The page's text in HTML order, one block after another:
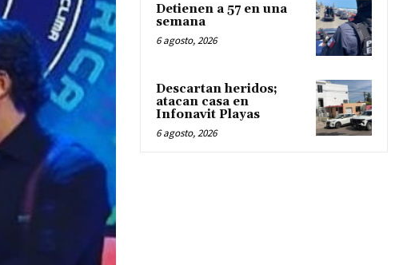
Detienen a 57 en una
semana
6 agosto, 2026
Descartan heridos;
atacan casa en
Infonavit Playas
6 agosto, 2026